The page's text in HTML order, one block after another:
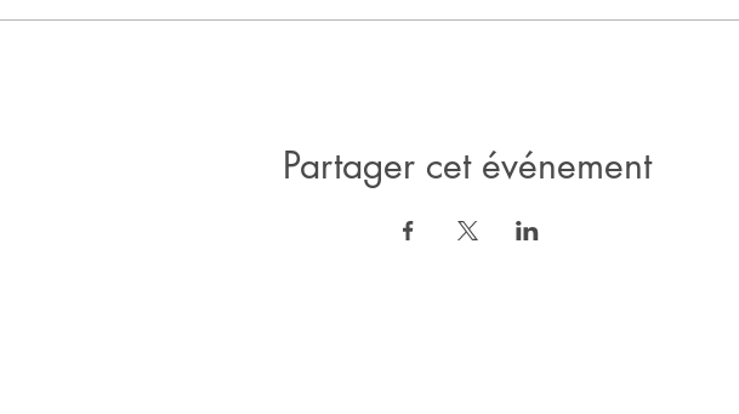
Partager cet événement